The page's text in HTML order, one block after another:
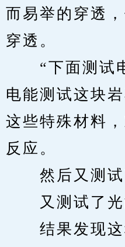
而易举的穿透
穿透。
“下面测试电
电能测试这块
这些特殊材料
反应。
然后又测试
又测试了光
结果发现这